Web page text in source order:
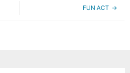
FUN ACT